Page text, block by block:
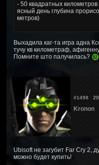
- 50 квадратных
ясный день глубина
метров)
Выхадила каг-та игра адна
тучу кв километраф,
Помните што палучилась?
#1498
Kronon
Ubisoft не загубит Far Cry 2,
можно будет купить!